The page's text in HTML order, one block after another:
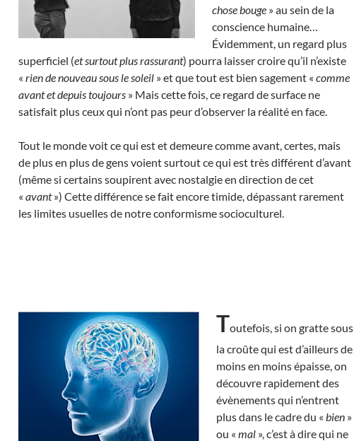
chose bouge » au sein de la
conscience humaine…
Évidemment, un regard plus
superficiel (et surtout plus rassurant) pourra laisser croire qu’il n’existe
« rien de nouveau sous le soleil » et que tout est bien sagement « comme
avant et depuis toujours » Mais cette fois, ce regard de surface ne
satisfait plus ceux qui n’ont pas peur d’observer la réalité en face.
Tout le monde voit ce qui est et demeure comme avant, certes, mais
de plus en plus de gens voient surtout ce qui est très différent d’avant
(même si certains soupirent avec nostalgie en direction de cet
« avant») Cette différence se fait encore timide, dépassant rarement
les limites usuelles de notre conformisme socioculturel.
Toutefois, si on gratte sous
la croûte qui est d’ailleurs de
moins en moins épaisse, on
découvre rapidement des
évènements qui n’entrent
plus dans le cadre du « bien »
ou « mal », c’est à dire qui ne